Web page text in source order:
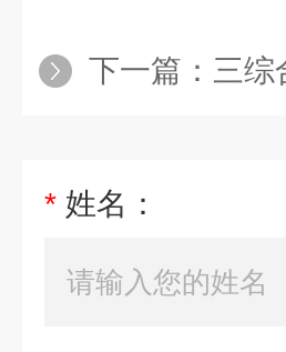
下一篇： 三综
* 姓名：